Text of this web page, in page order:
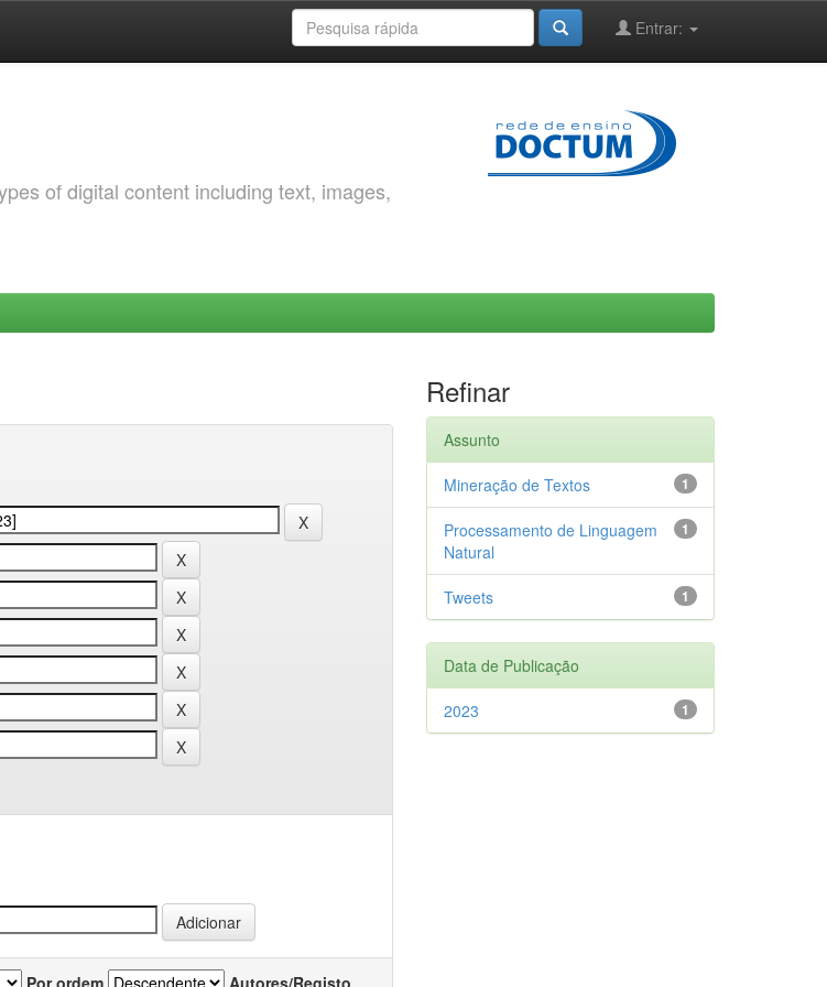
Entrar:
of digital content including text, images,
Por ordem Autores/Registo
Refinar
Assunto
1
Mineração de Textos
1
Processamento de Linguagem
Natural
1
Tweets
Data de Publicação
1
2023